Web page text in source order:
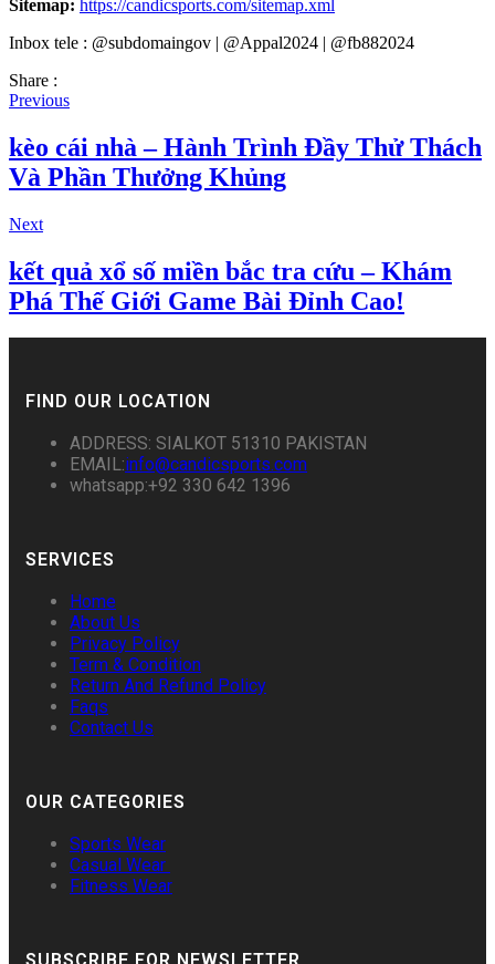
Sitemap: https://candicsports.com/sitemap.xml
Inbox tele : @subdomaingov | @Appal2024 | @fb882024
Share :
Previous
kèo cái nhà – Hành Trình Đầy Thử Thách
Và Phần Thưởng Khủng
Next
kết quả xổ số miền bắc tra cứu – Khám
Phá Thế Giới Game Bài Đỉnh Cao!
FIND OUR LOCATION
ADDRESS: SIALKOT 51310 PAKISTAN
EMAIL:info@candicsports.com
whatsapp:+92 330 642 1396
SERVICES
Home
About Us
Privacy Policy
Term & Condition
Return And Refund Policy
Faqs
Contact Us
OUR CATEGORIES
Sports Wear
Casual Wear
Fitness Wear